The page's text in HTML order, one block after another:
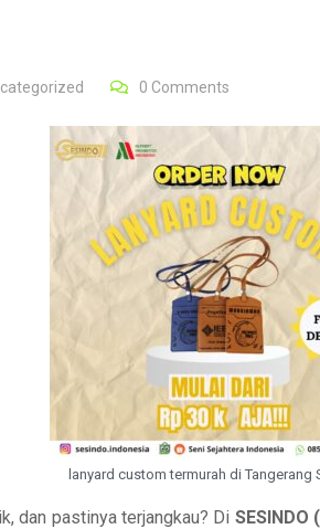
0 Comments
lanyard custom termurah di Tangerang
dan pastinya terjangkau? Di